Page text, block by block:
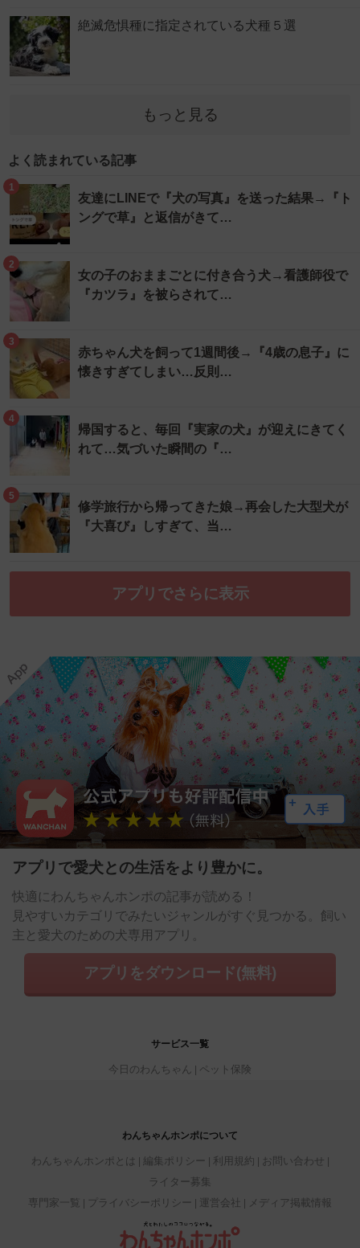
絶滅危惧種に指定されている犬種５選
もっと見る
よく読まれている記事
1
友達にLINEで『犬の写真』を送った結果→『ト
ングで草』と返信がきて…
2
女の子のおままごとに付き合う犬→看護師役で
『カツラ』を被らされて…
3
赤ちゃん犬を飼って1週間後→『4歳の息子』に
懐きすぎてしまい…反則…
4
帰国すると、毎回『実家の犬』が迎えにきてく
れて…気づいた瞬間の『…
5
修学旅行から帰ってきた娘→再会した大型犬が
『大喜び』しすぎて、当…
アプリでさらに表示
アプリで愛犬との生活をより豊かに。
快適にわんちゃんホンポの記事が読める！
見やすいカテゴリでみたいジャンルがすぐ見つかる。飼い
主と愛犬のための犬専用アプリ。
アプリをダウンロード(無料)
サービス一覧
今日のわんちゃん ペット保険
わんちゃんホンポについて
わんちゃんホンポとは 編集ポリシー 利用規約
お問い合わせ
ライター募集
専門家一覧
プライバシーポリシー 運営会社 メディア掲載情報